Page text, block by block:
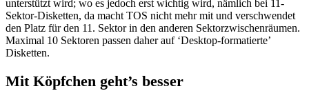
unterstützt wird; wo es jedoch erst wichtig wird, nämlich bei 11-
Sektor-Disketten, da macht TOS nicht mehr mit und verschwendet
den Platz für den 11. Sektor in den anderen Sektorzwischenräumen.
Maximal 10 Sektoren passen daher auf ‘Desktop-formatierte’
Disketten.
Mit Köpfchen geht’s besser